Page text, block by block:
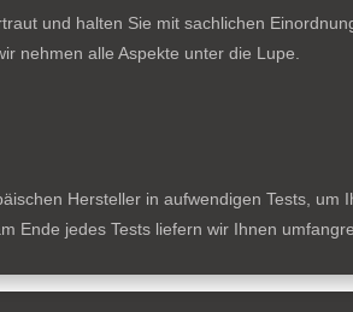
und halten Sie mit sachlichen
nehmen alle Aspekte unter die Lupe.
Hersteller in aufwendigen Tests, um
Ende jedes Tests liefern wir Ihnen